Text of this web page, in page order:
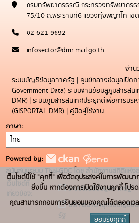
กรมทรัพยากรธรณี กระทรวงทรัพยากรธ
75/10 ถ.พระรามที่6 แขวงทุ่งพญาไท เข
02 621 9692
infosector@dmr.mail.go.th
จำน
ระบบบัญชีข้อมูลภาครัฐ | ศูนย์กลางข้อมูลเปิด
Government Data) ระบบฐานข้อมลูภูมิสารสน
DMR) | ระบบภูมิสารสนเทศประยุกต์เพื่อการบ
(GISPORTAL DMR) | คู่มือผู้ใช้งาน
ภาษา
Powered by:
สนับสนุนระบบ Thai-GDC โดย สำนักงานสถิติแห่ง
เว็บไซต์ที่
เกี่ยวข้อง:
ระบบบัญชีข้อมูลภาครัฐ
บริการนามานุกรมบัญชีข้
รัฐ
เว็บไซต์นี้ใช้ "คุกกี้" เพื่อวัตถุประสงค์ในการพัฒนา
ยิ่งขึ้น หากต้องการเปิดใช้งานคุกกี้ โป
คุณสามารถถอนการยินยอมของคุณได้ตลอดเว
ยอมรับคุกกี้